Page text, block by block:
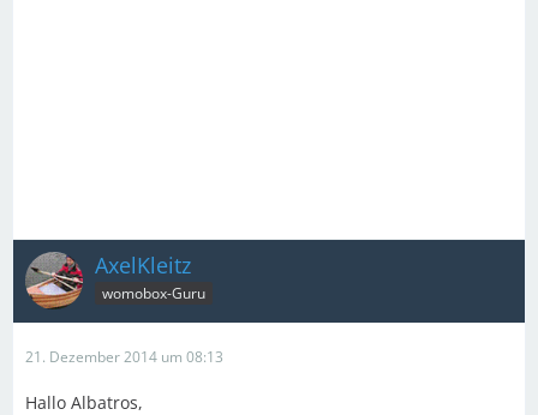
AxelKleitz
womobox-Guru
21. Dezember 2014 um 08:13
Hallo Albatros,